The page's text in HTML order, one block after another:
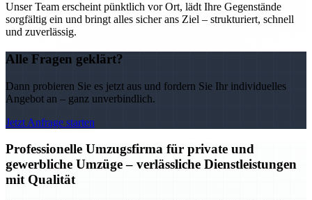
Unser Team erscheint pünktlich vor Ort, lädt Ihre Gegenstände
sorgfältig ein und bringt alles sicher ans Ziel – strukturiert, schnell
und zuverlässig.
Alle Fragen geklärt?
Dann probieren Sie es jetzt aus und fordern Sie Ihr individuelles
Angebot an – ganz unverbindlich.
Jetzt Anfrage starten
Professionelle Umzugsfirma für private und
gewerbliche Umzüge – verlässliche Dienstleistungen
mit Qualität